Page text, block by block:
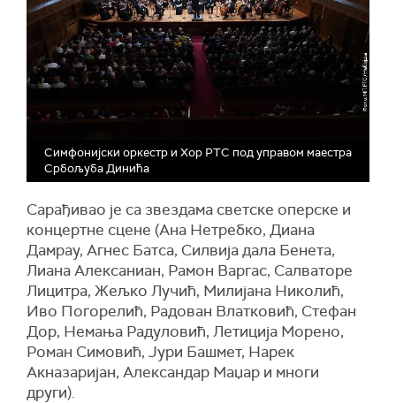
Симфонијски оркестр и Хор РТС под управом маестра
Србољуба Динића
Сарађивао је са звездама светске оперске и
концертне сцене (Ана Нетребко, Диана
Дамрау, Агнес Батса, Силвија дала Бенета,
Лиана Алексаниан, Рамон Варгас, Салваторе
Лицитра, Жељко Лучић, Милијана Николић,
Иво Погорелић, Радован Влатковић, Стефан
Дор, Немања Радуловић, Летиција Морено,
Роман Симовић, Јури Башмет, Нарек
Акназаријан, Александар Маџар и многи
други).